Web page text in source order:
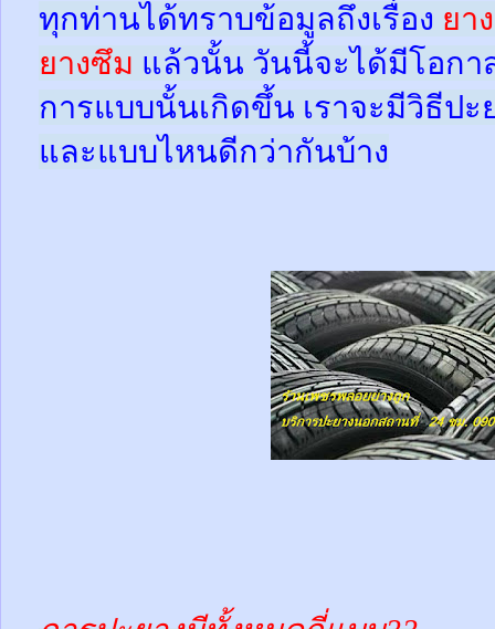
ทุกท่านได้ทราบข้อมูลถึงเรื่อง ยา
ยางซึม แล้วนั้น วันนี้จะได้มีโอกา
การแบบนั้นเกิดขึ้น เราจะมีวิธีปะ
และแบบไหนดีกว่ากันบ้าง